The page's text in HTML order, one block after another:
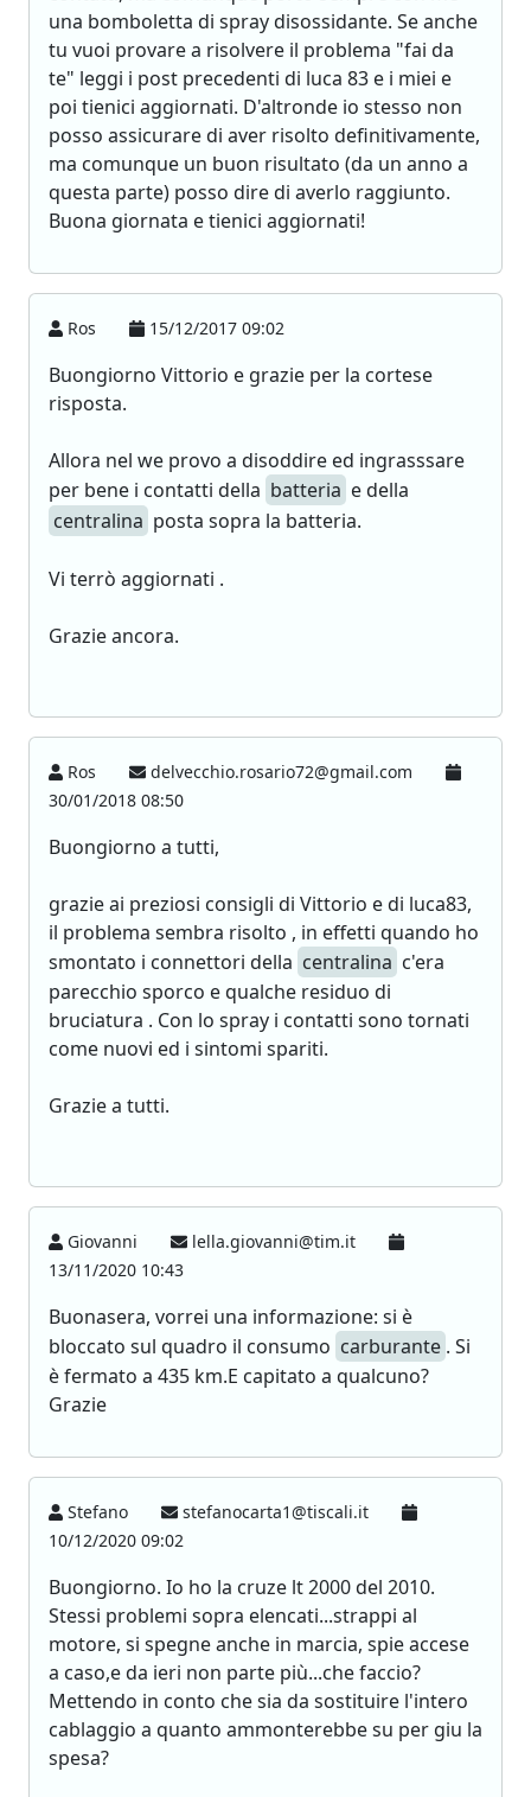
una bomboletta di spray disossidante. Se anche
tu vuoi provare a risolvere il problema "fai da
te" leggi i post precedenti di luca 83 e i miei e
poi tienici aggiornati. D'altronde io stesso non
posso assicurare di aver risolto definitivamente,
ma comunque un buon risultato (da un anno a
questa parte) posso dire di averlo raggiunto.
Buona giornata e tienici aggiornati!
Ros 15/12/2017 09:02
Buongiorno Vittorio e grazie per la cortese
risposta.
Allora nel we provo a disoddire ed ingrasssare
per bene i contatti della batteria e della
centralina posta sopra la batteria.
Vi terrò aggiornati .
Grazie ancora.
Ros
delvecchio.rosario72@gmail.com
30/01/2018 08:50
Buongiorno a tutti,
grazie ai preziosi consigli di Vittorio e di luca83,
il problema sembra risolto , in effetti quando ho
smontato i connettori della centralina c'era
parecchio sporco e qualche residuo di
bruciatura . Con lo spray i contatti sono tornati
come nuovi ed i sintomi spariti.
Grazie a tutti.
Giovanni
lella.giovanni@tim.it
13/11/2020 10:43
Buonasera, vorrei una informazione: si è
bloccato sul quadro il consumo carburante . Si
è fermato a 435 km.E capitato a qualcuno?
Grazie
Stefano
stefanocarta1@tiscali.it
10/12/2020 09:02
Buongiorno. Io ho la cruze lt 2000 del 2010.
Stessi problemi sopra elencati...strappi al
motore, si spegne anche in marcia, spie accese
a caso,e da ieri non parte più...che faccio?
Mettendo in conto che sia da sostituire l'intero
cablaggio a quanto ammonterebbe su per giu la
spesa?